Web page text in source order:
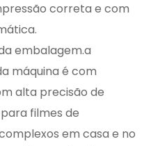
correta e com
embalagem.a
máquina é com
alta precisão de
filmes de
em casa e no